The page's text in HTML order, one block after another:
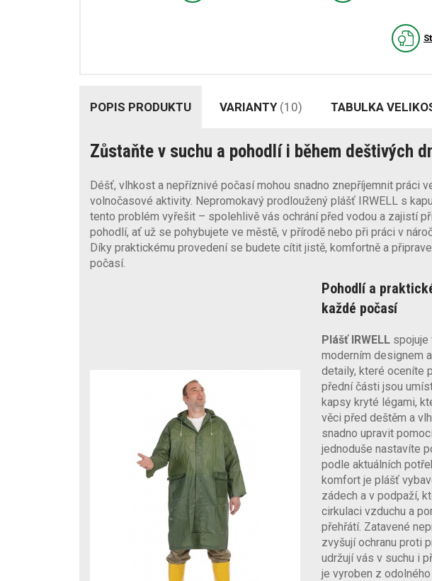
POPIS PRODUKTU VARIANTY (10) TABULKA
Zůstaňte v suchu a pohodlí i během deštivých
Déšť, vlhkost a nepříznivé počasí mohou snadno znepříjemnit práci
volnočasové aktivity. Nepromokavý prodloužený plášť IRWELL s
tento problém vyřešit – spolehlivě vás ochrání před vodou a zajistí
pohodlí, ať už se pohybujete ve městě, v přírodě nebo při práci v
Díky praktickému provedení se budete cítit jistě, komfortně a
počasí.
Pohodlí a
každé počasí
Plášť IRWELLspojuje
moderním designem
detaily, které oceníte
přední části jsou
kapsy kryté légami,
věci před deštěm a
snadno upravit
jednoduše nastavíte
podle aktuálních
komfort je plášť
zádech a v podpaží,
cirkulaci vzduchu a
přehřátí. Zatavené
zvyšují ochranu proti
udržují vás v suchu i
je vyroben z